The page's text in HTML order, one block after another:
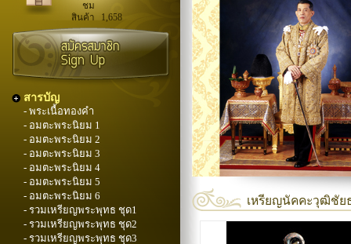
พระพุทธวิริยากร
ชม
สินค้า 1,658
สารบัญ
- พระเนื้อทองคำ
- อมตะพระนิยม 1
- อมตะพระนิยม 2
- อมตะพระนิยม 3
- อมตะพระนิยม 4
- อมตะพระนิยม 5
- อมตะพระนิยม 6
- รวมเหรียญพระพุทธ ชุด1
- รวมเหรียญพระพุทธ ชุด2
- รวมเหรียญพระพุทธ ชุด3
เหรียญนัคคะวุฒิชัย